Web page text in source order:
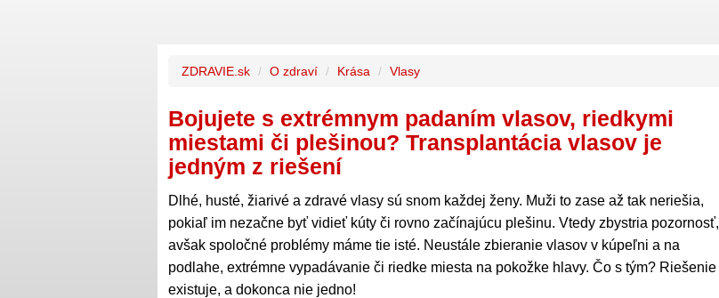
ZDRAVIE.sk O zdraví Krása Vlasy
Bojujete s extrémnym padaním vlasov, riedkymi
miestami či plešinou? Transplantácia vlasov je
jedným z riešení
Dlhé, husté, žiarivé a zdravé vlasy sú snom každej ženy. Muži to zase až tak neriešia,
pokiaľ im nezačne byť vidieť kúty či rovno začínajúcu plešinu. Vtedy zbystria pozornosť,
avšak spoločné problémy máme tie isté. Neustále zbieranie vlasov v kúpeľni a na
podlahe, extrémne vypadávanie či riedke miesta na pokožke hlavy. Čo s tým? Riešenie
existuje, a dokonca nie jedno!